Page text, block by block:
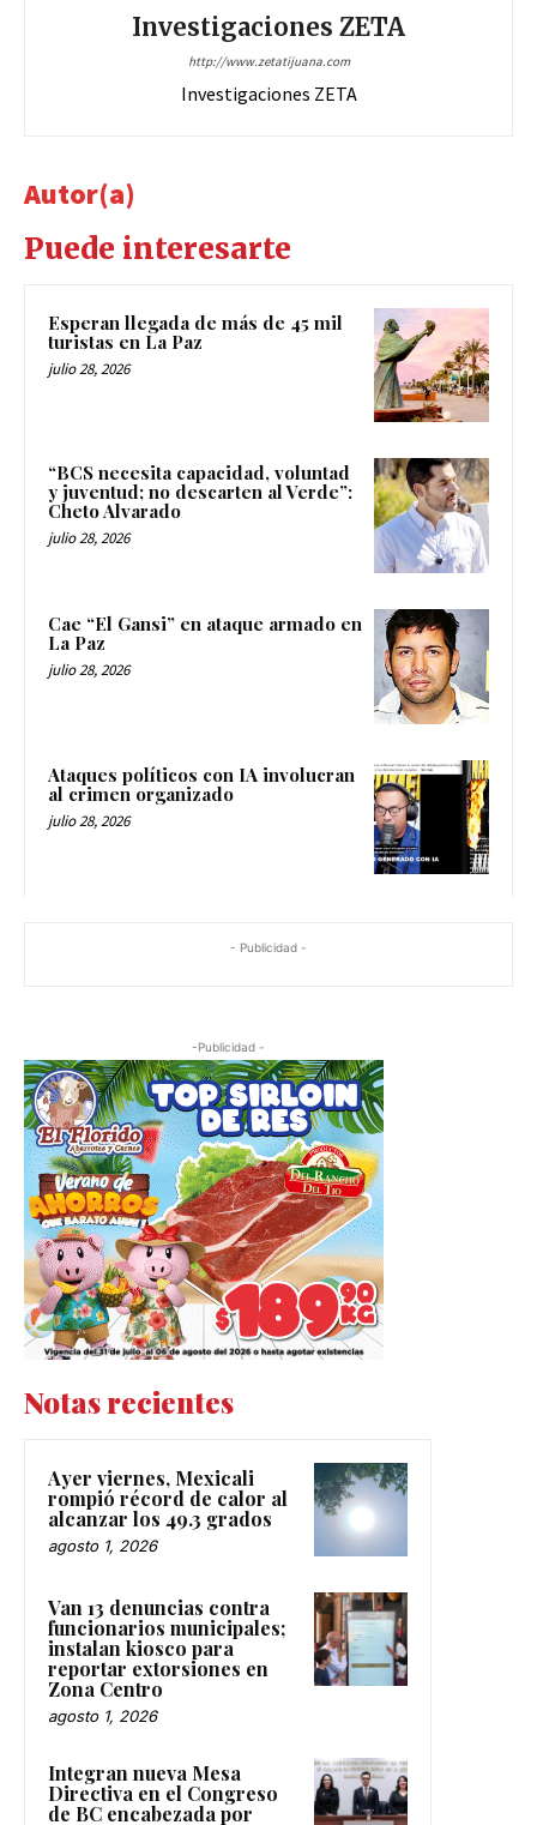
Investigaciones ZETA
http://www.zetatijuana.com
Investigaciones ZETA
Autor(a)
Puede interesarte
Esperan llegada de más de 45 mil
turistas en La Paz
julio 28, 2026
“BCS necesita capacidad, voluntad
y juventud; no descarten al Verde”:
Cheto Alvarado
julio 28, 2026
Cae “El Gansi” en ataque armado en
La Paz
julio 28, 2026
Ataques políticos con IA involucran
al crimen organizado
julio 28, 2026
- Publicidad -
-Publicidad -
Notas recientes
Ayer viernes, Mexicali
rompió récord de calor al
alcanzar los 49.3 grados
agosto 1, 2026
Van 13 denuncias contra
funcionarios municipales;
instalan kiosco para
reportar extorsiones en
Zona Centro
agosto 1, 2026
Integran nueva Mesa
Directiva en el Congreso
de BC encabezada por